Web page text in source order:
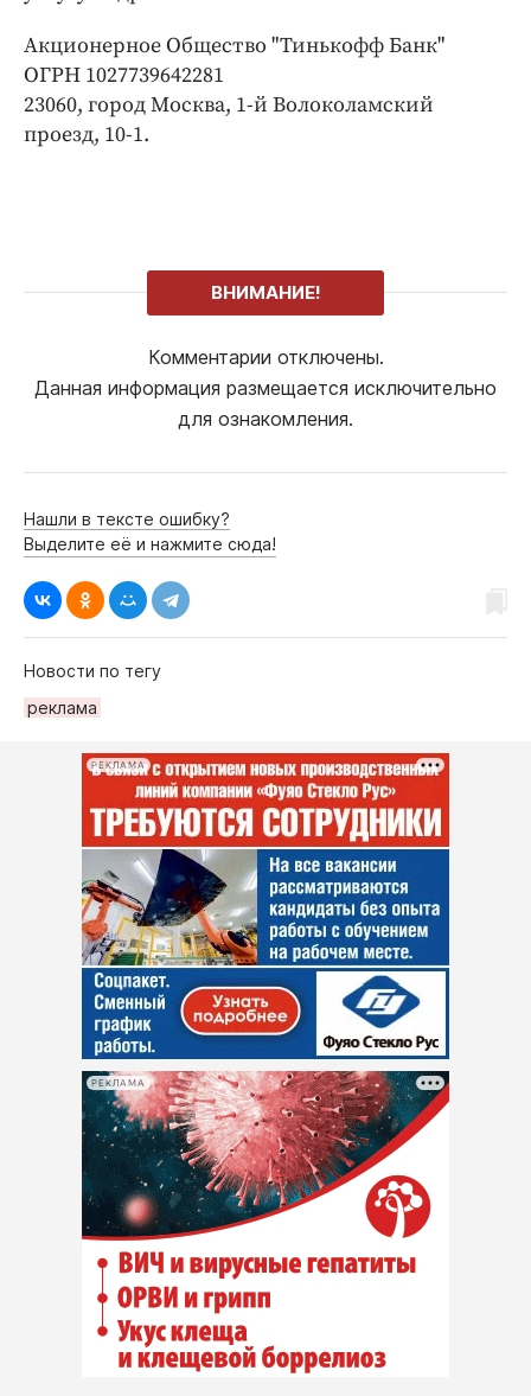
Акционерное Общество "Тинькофф Банк"
ОГРН 1027739642281
23060, город Москва, 1-й Волоколамский
проезд, 10-1.
ВНИМАНИЕ!
Комментарии отключены.
Данная информация размещается исключительно
для ознакомления.
Нашли в тексте ошибку?
Выделите её и нажмите сюда!
Новости по тегу
рeклама
РЕКЛАМА
РЕКЛАМА